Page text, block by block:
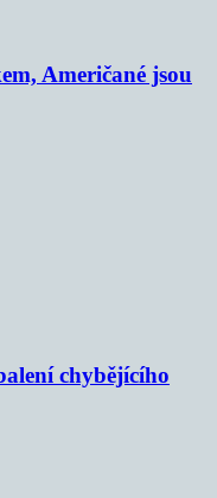
Američané jsou
chybějícího